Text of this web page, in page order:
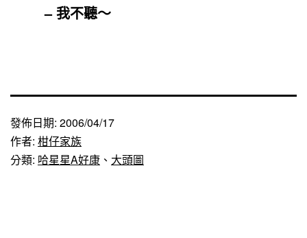
– 我不聽～
發佈日期: 2006/04/17
作者: 柑仔家族
分類: 哈星星A好康 、 大頭圖